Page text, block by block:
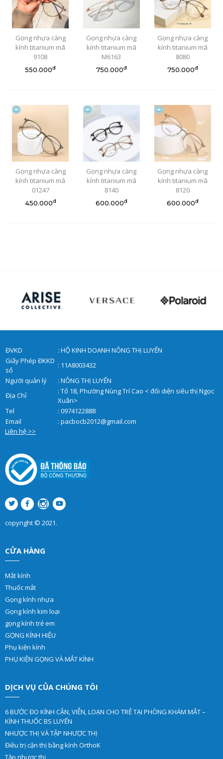
Gọng nhựa càng
kính titanium mã
9108
550.000đ
Gọng nhựa càng
kính titanium mã
M6163
750.000đ
Gọng nhựa càng
kính titanium mã
8080
750.000đ
Gọng nhựa càng
kính titanium mã
01247
450.000đ
Gọng nhựa càng
kính titanium mã
8140
600.000đ
Gọng nhựa càng
kính titanium mã
8120
600.000đ
ĐVKD
: HỘ KINH DOANH NÔNG THỊ LUYẾN
Giấy Phép ĐKKD
số
: 11A8003432
Người quản lý
: NÔNG THỊ LUYẾN
Địa Chỉ
: Tổ 18, Phường Nùng Trí Cao < đối diện siêu thị Ngọc
Xuân>
Tel
: 0974122888
Email
: pacbocb2012@gmail.com
Liên hệ >>
copyright © 2021.
CỬA HÀNG
Mắt kính
Thuốc mắt
Gọng kính nhựa
Gọng kính kim loại
gọng kính trẻ em
GỌNG KÍNH HIỆU
Phụ kiện kính
PHỤ KIỆN GỌNG VÀ MẮT KÍNH
DỊCH VỤ CỦA CHÚNG TÔI
6 BƯỚC ĐO KÍNH CẬN, VIỄN, LOẠN CHO TRẺ TẠI PHÒNG KHÁM MẮT –
KÍNH THUỐC BS LUYẾN
NHƯỢC THỊ VÀ TẬP NHƯỢC THỊ
Điều trị cận thị bằng kính OrthoK
Tập nhược thị